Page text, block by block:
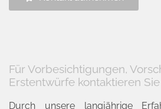
Für Vorbesichtigungen,
Erstentwürfe kontaktieren Sie
Durch unsere langjährige